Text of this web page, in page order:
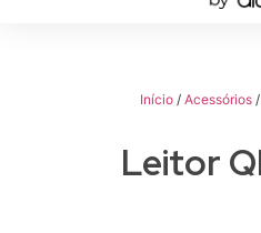
Início / Acessórios
Leitor